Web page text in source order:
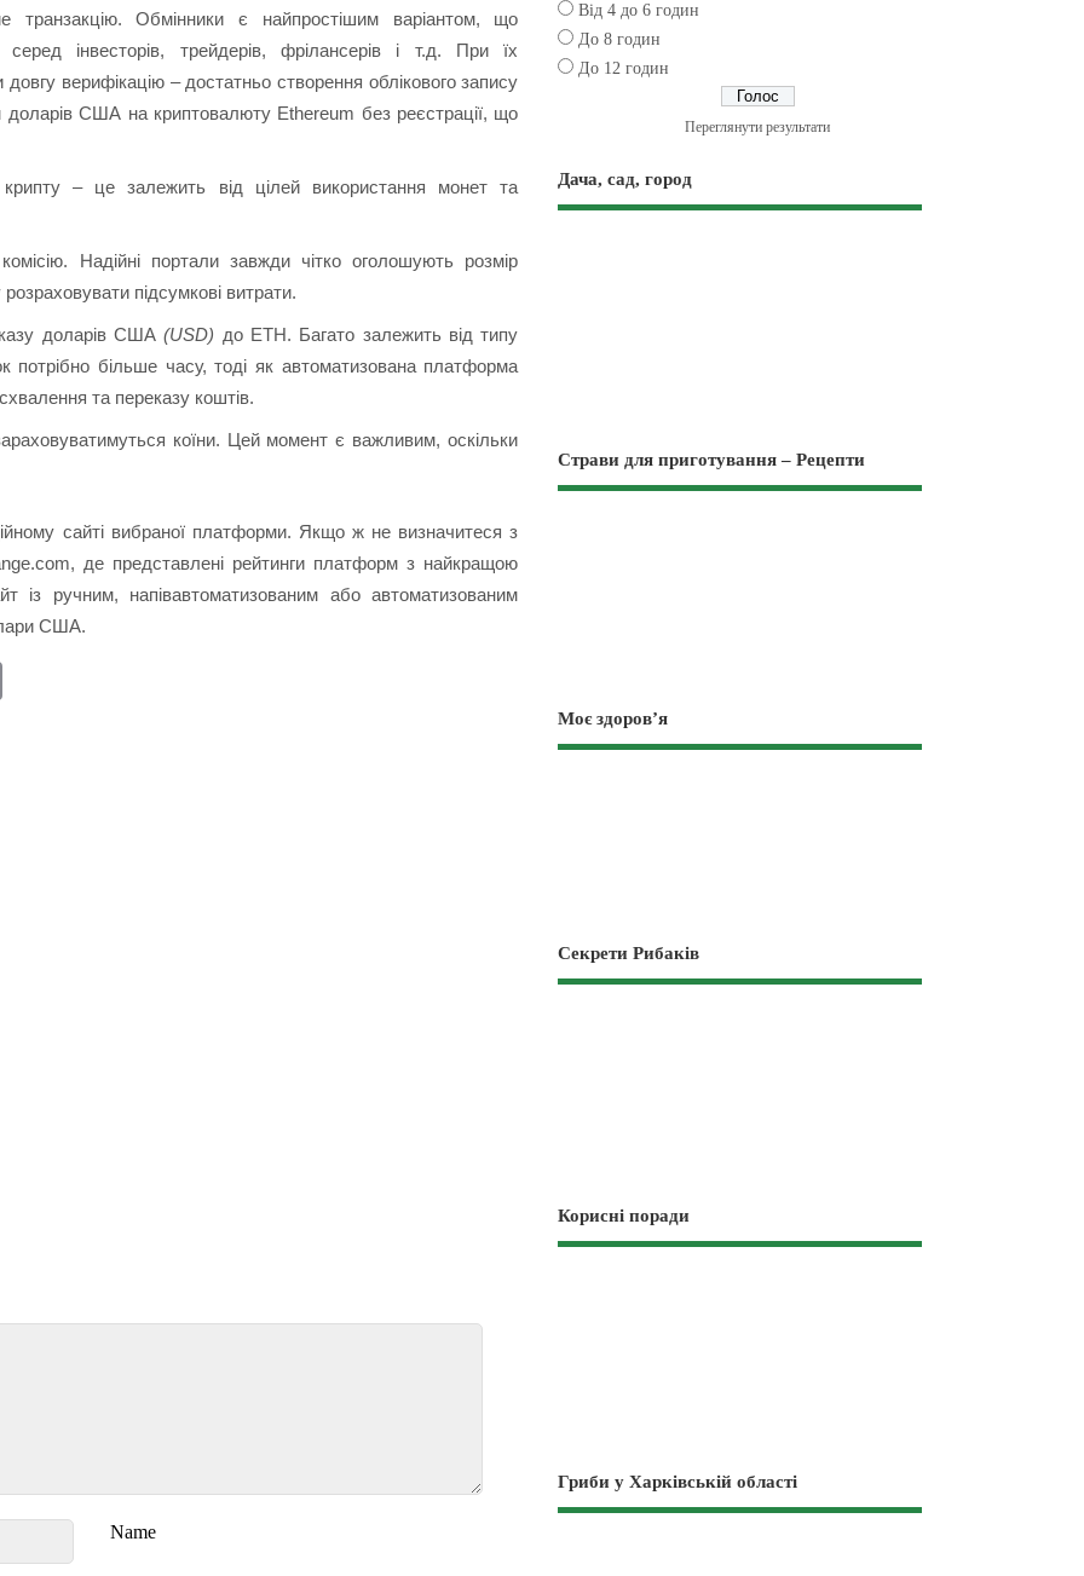
транзакцію. Обмінники є найпростішим варіантом, що
інвесторів, трейдерів, фрілансерів і т.д. При їх
верифікацію – достатньо створення облікового запису
доларів США на криптовалюту Ethereum без реєстрації, що
крипту – це залежить від цілей використання монет та
Надійні портали завжди чітко оголошують розмір
підсумкові витрати.
доларів США(USD) до ETH. Багато залежить від типу
потрібно більше часу, тоді як автоматизована платформа
та переказу коштів.
коїни. Цей момент є важливим, оскільки
сайті вибраної платформи. Якщо ж не визначитеся з
де представлені рейтинги платформ з найкращою
ручним, напівавтоматизованим або автоматизованим
США.
Name
Від 4 до 6 годин
До 8 годин
До 12 годин
Переглянути результати
Дача, сад, город
Страви для приготування – Рецепти
Моє здоров’я
Секрети Рибаків
Корисні поради
Гриби у Харківській області